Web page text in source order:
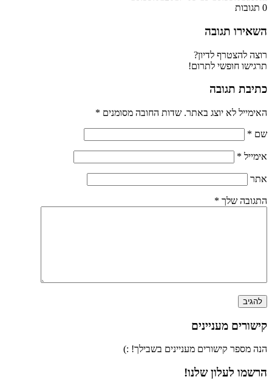
0 תגובות
השאירו תגובה
רוצה להצטרף לדיון?
תרגישו חופשי לתרום!
כתיבת תגובה
האימייל לא יוצג באתר. שדות החובה מסומנים *
שם *
אימייל *
אתר
התגובה שלך *
קישורים מעניינים
הנה מספר קישורים מעניינים בשבילך! :)
הרשמו לעלון שלנו!